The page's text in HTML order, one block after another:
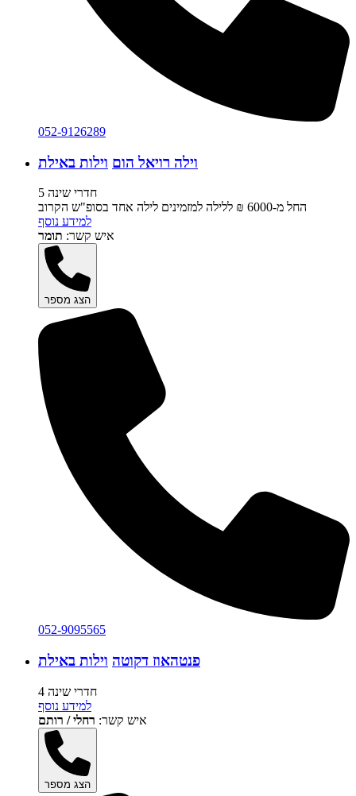
052-9126289
וילה רויאל הום וילות באילת
5 חדרי שינה
החל מ-‏6000 ₪ ללילה למזמינים לילה אחד בסופ"ש הקרוב
למידע נוסף
איש קשר: תומר
הצג מספר
052-9095565
פנטהאוז דקוטה וילות באילת
4 חדרי שינה
למידע נוסף
איש קשר: רחלי / רותם
הצג מספר